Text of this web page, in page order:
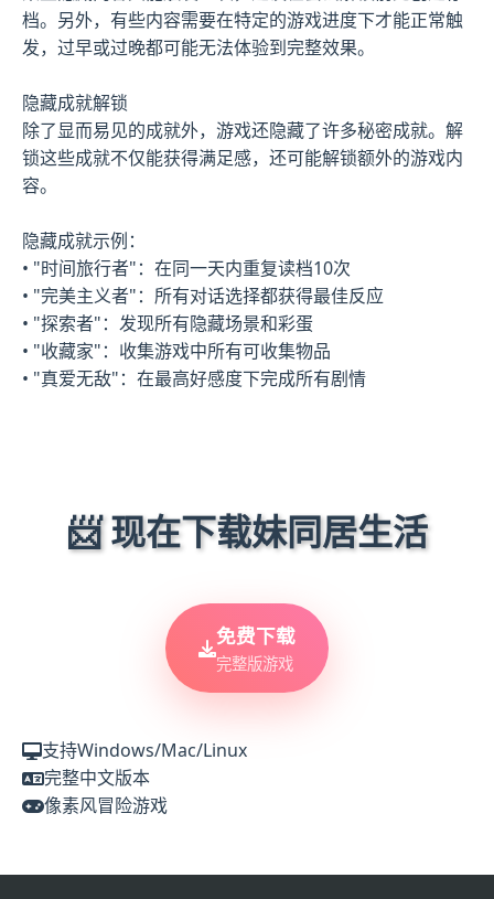
档。另外，有些内容需要在特定的游戏进度下才能正常触
发，过早或过晚都可能无法体验到完整效果。
隐藏成就解锁
除了显而易见的成就外，游戏还隐藏了许多秘密成就。解
锁这些成就不仅能获得满足感，还可能解锁额外的游戏内
容。
隐藏成就示例：
• "时间旅行者"：在同一天内重复读档10次
• "完美主义者"：所有对话选择都获得最佳反应
• "探索者"：发现所有隐藏场景和彩蛋
• "收藏家"：收集游戏中所有可收集物品
• "真爱无敌"：在最高好感度下完成所有剧情
📨 现在下载妹同居生活
免费下载
完整版游戏
支持Windows/Mac/Linux
完整中文版本
像素风冒险游戏